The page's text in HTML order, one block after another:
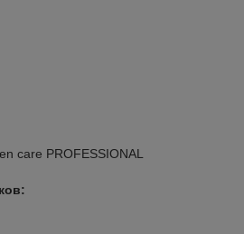
care PROFESSIONAL